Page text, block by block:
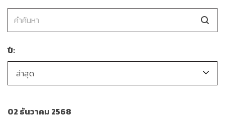
ปี:
ล่าสุด
02 ธันวาคม 2568